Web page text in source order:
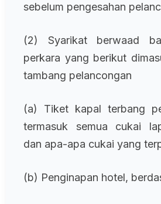
sebelum pengesahan
(2) Syarikat berwaad
perkara yang berikut
tambang pelancongan
(a) Tiket kapal terbang
termasuk semua cukai
dan apa-apa cukai yang
(b) Penginapan hotel,